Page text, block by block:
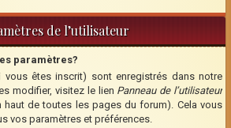
de l’utilisateur
paramètres?
vous êtes inscrit) sont enregistrés dans notre
modifier, visitez le lien Panneau de l’utilisateur
haut de toutes les pages du forum). Cela vous
vos paramètres et préférences.